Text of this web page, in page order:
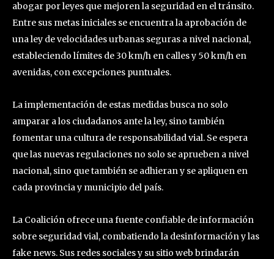
abogar por leyes que mejoren la seguridad en el tránsito.
Entre sus metas iniciales se encuentra la aprobación de
una ley de velocidades urbanas seguras a nivel nacional,
estableciendo límites de 30 km/h en calles y 50 km/h en
avenidas, con excepciones puntuales.
La implementación de estas medidas busca no solo
amparar a los ciudadanos ante la ley, sino también
fomentar una cultura de responsabilidad vial. Se espera
que las nuevas regulaciones no solo se aprueben a nivel
nacional, sino que también se adhieran y se apliquen en
cada provincia y municipio del país.
La Coalición ofrece una fuente confiable de información
sobre seguridad vial, combatiendo la desinformación y las
fake news. Sus redes sociales y su sitio web brindarán